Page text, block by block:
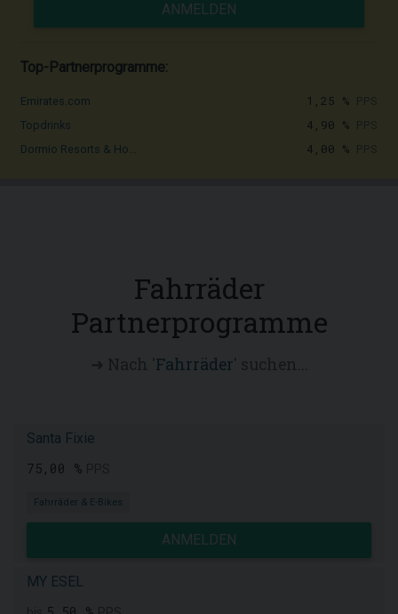
ANMELDEN
Top-Partnerprogramme:
Emirates.com 1,25 %
Topdrinks 4,90 %
Dormio Resorts & Ho... 4,00 %
Fahrräder
Partnerprogramme
Fahrräder
Santa Fixie
75,00 %
Fahrräder & E-Bikes
ANMELDEN
MY ESEL